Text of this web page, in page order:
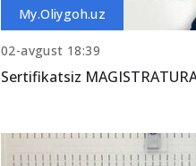
My.Oliygoh.uz
02-avgust 18:39
Sertifikatsiz